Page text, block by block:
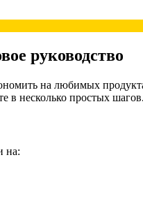
руководство
на любимых
в несколько простых шагов.
на: